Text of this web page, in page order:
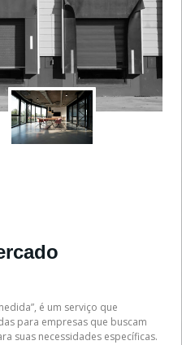
é um serviço que
para empresas que buscam
suas necessidades específicas.